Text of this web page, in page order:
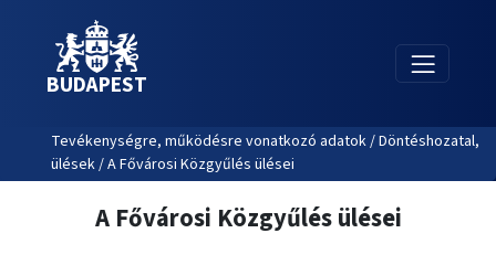
BUDAPEST
Tevékenységre, működésre vonatkozó adatok / Döntéshozatal,
ülések / A Fővárosi Közgyűlés ülései
A Fővárosi Közgyűlés ülései